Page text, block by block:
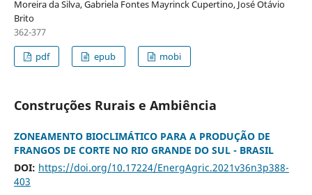
Moreira da Silva, Gabriela Fontes Mayrinck Cupertino, José Otávio
Brito
362-377
pdf
epub mobi
Construções Rurais e Ambiência
ZONEAMENTO BIOCLIMÁTICO PARA A PRODUÇÃO DE
FRANGOS DE CORTE NO RIO GRANDE DO SUL - BRASIL
DOI: https://doi.org/10.17224/EnergAgric.2021v36n3p388-
403